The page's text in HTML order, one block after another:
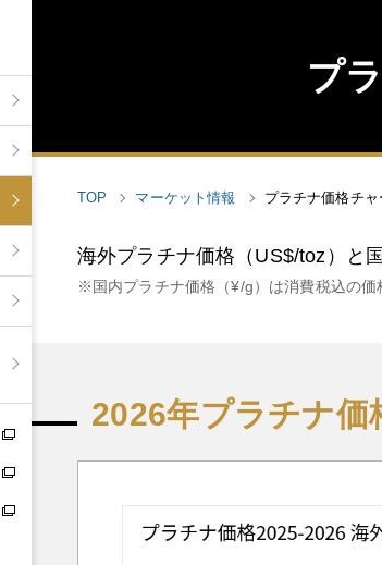
プ
TOP マーケット情報 プラチナ価格チ
海外プラチナ価格（US$/toz）と
国内プラチナ価格（¥/g）は消費税込の
2026年プラチナ価